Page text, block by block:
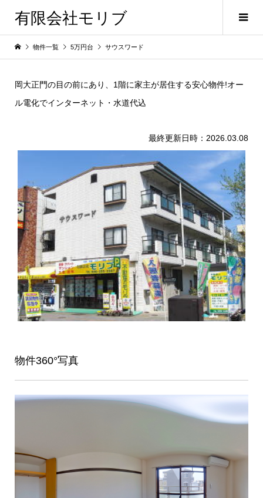
有限会社モリブ
物件一覧 5万円台 サウスワード
岡大正門の目の前にあり、1階に家主が居住する安心物件!オー
ル電化でインターネット・水道代込
最終更新日時：2026.03.08
物件360°写真